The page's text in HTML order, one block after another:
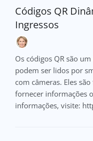
Códigos QR
Ingressos
Os códigos QR são
podem ser lidos por
com câmeras. Eles
fornecer informações
informações, visite: